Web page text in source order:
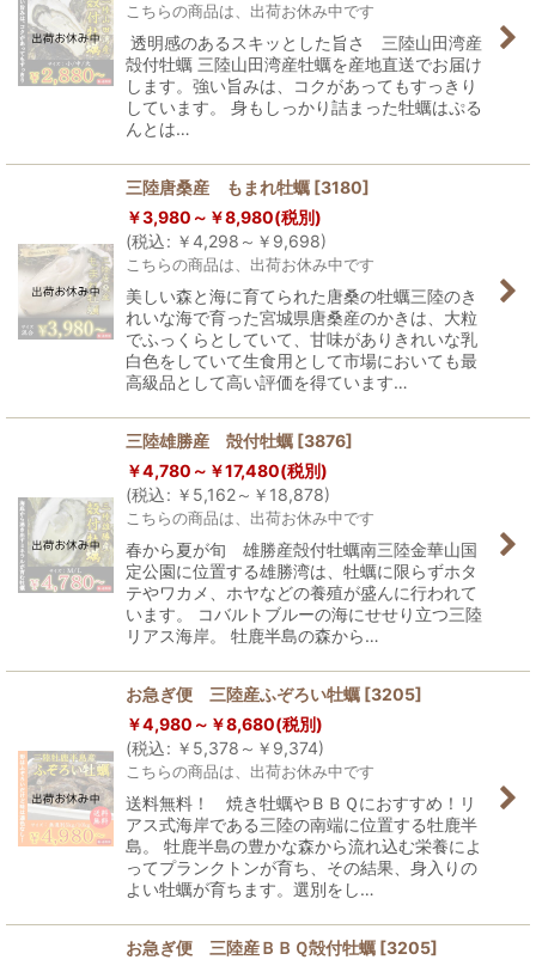
こちらの商品は、出荷お休み中です
透明感のあるスキッとした旨さ 三陸山田湾産
殻付牡蠣 三陸山田湾産牡蠣を産地直送でお届け
します。強い旨みは、コクがあってもすっきり
しています。 身もしっかり詰まった牡蠣はぷる
んとは…
三陸唐桑産 もまれ牡蠣 [3180]
￥3,980～ ￥8,980(税別)
(税込: ￥4,298～ ￥ 9,698)
こちらの商品は、出荷お休み中です
美しい森と海に育てられた唐桑の牡蠣三陸のき
れいな海で育った宮城県唐桑産のかきは、大粒
でふっくらとしていて、甘味がありきれいな乳
白色をしていて生食用として市場においても最
高級品として高い評価を得ています…
三陸雄勝産 殻付牡蠣 [3876]
￥4,780～ ￥17,480(税別)
(税込: ￥ 5,162～ ￥ 18,878)
こちらの商品は、出荷お休み中です
春から夏が旬 雄勝産殻付牡蠣南三陸金華山国
定公園に位置する雄勝湾は、牡蠣に限らずホタ
テやワカメ、ホヤなどの養殖が盛んに行われて
います。 コバルトブルーの海にせせり立つ三陸
リアス海岸。 牡鹿半島の森から…
お急ぎ便 三陸産ふぞろい牡蠣 [3205]
￥4,980～ ￥8,680(税別)
(税込: ￥ 5,378～ ￥ 9,374)
こちらの商品は、出荷お休み中です
送料無料！ 焼き牡蠣やＢＢＱにおすすめ！リ
アス式海岸である三陸の南端に位置する牡鹿半
島。 牡鹿半島の豊かな森から流れ込む栄養によ
ってプランクトンが育ち、その結果、身入りの
よい牡蠣が育ちます。選別をし…
お急ぎ便 三陸産ＢＢＱ殻付牡蠣 [3205]